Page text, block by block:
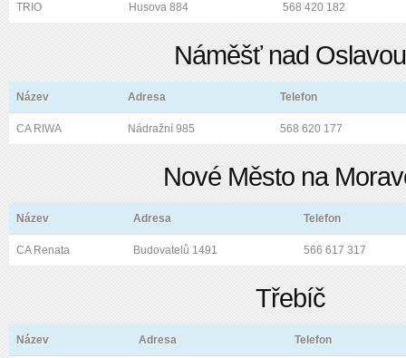
TRIO Husova 884 568 420 182
Náměšť nad Oslavou
Název Adresa Telefon
CA RIWA Nádražní 985 568 620 177
Nové Město na
Název Adresa Telefon
CA Renata Budovatelů 1491 566 617 317
Třebíč
Název Adresa Telefon